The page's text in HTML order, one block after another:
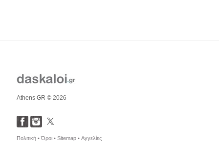
Athens GR © 2026
Πολιτική •Όροι • Sitemap • Αγγελίες